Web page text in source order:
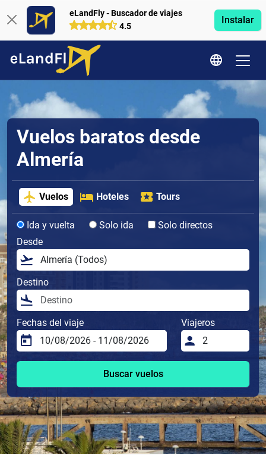
eLandFly - Buscador de viajes
4.5
Instalar
Vuelos baratos desde
Almería
Vuelos Hoteles Tours
Ida y vuelta Solo ida
Solo directos
Desde
Destino
Fechas del viaje Viajeros
Buscar vuelos